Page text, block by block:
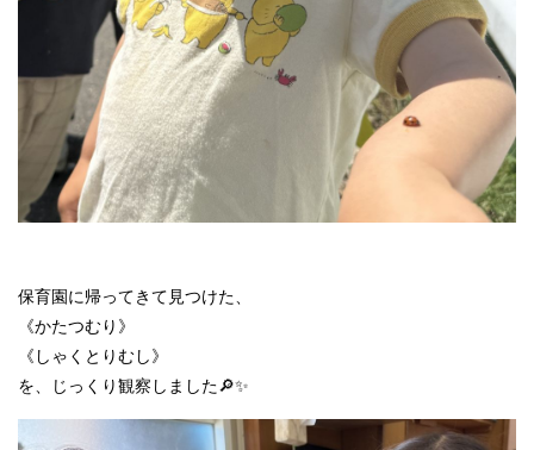
保育園に帰ってきて見つけた、
《かたつむり》
《しゃくとりむし》
を、じっくり観察しました🔎✨️